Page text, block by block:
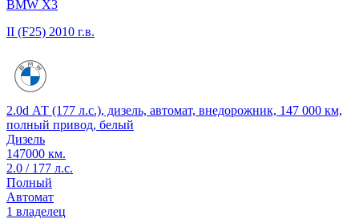
BMW X3
II (F25) 2010 г.в.
2.0d АТ (177 л.с.), дизель, автомат, внедорожник, 147 000 км,
полный привод, белый
Дизель
147000 км.
2.0 / 177 л.с.
Полный
Автомат
1 владелец